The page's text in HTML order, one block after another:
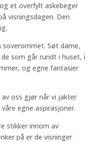
et overfylt askebeger
visningsdagen. Den
soverommet. Søt dame,
som går rundt i huset, i
og egne fantasier
oss gjør når vi jakter
egne aspirasjoner.
stikker innom av
på er de visninger